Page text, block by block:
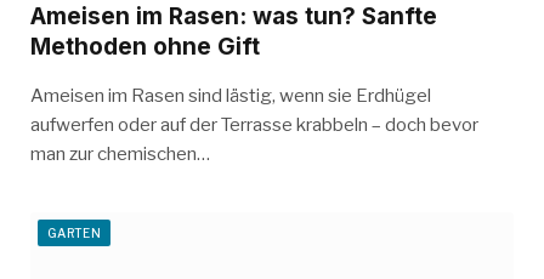
Ameisen im Rasen: was tun? Sanfte
Methoden ohne Gift
Ameisen im Rasen sind lästig, wenn sie Erdhügel
aufwerfen oder auf der Terrasse krabbeln – doch bevor
man zur chemischen…
GARTEN